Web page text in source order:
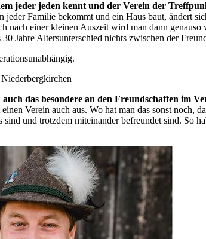
jeder jeden kennt und der Verein der
Familie bekommt und ein Haus baut, ändert
nach einer kleinen Auszeit wird man dann
Jahre Altersunterschied nichts zwischen der
das besondere an den Freundschaften im
Verein auch aus. Wo hat man das sonst noch,
und trotzdem miteinander befreundet sind. So